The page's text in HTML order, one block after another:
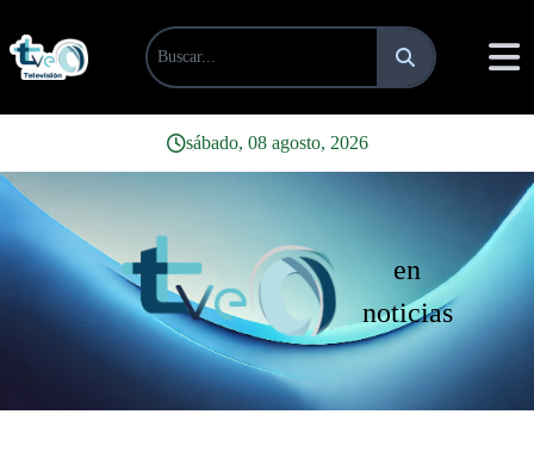
sábado, 08 agosto, 2026
en
noticias